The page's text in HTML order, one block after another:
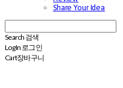
Share Your Idea
Search 검색
Log In 로그인
Cart장바구니